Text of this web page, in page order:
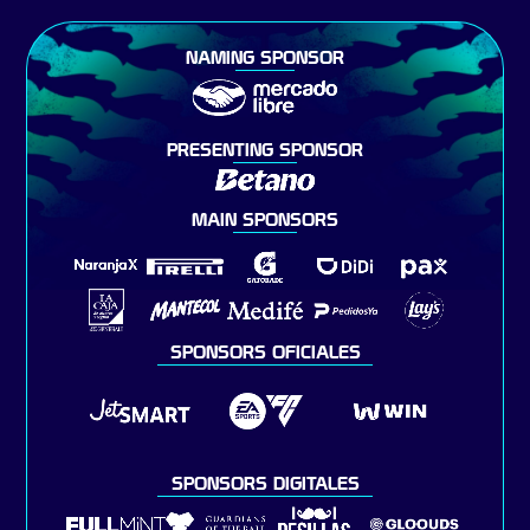
NAMING SPONSOR
PRESENTING SPONSOR
MAIN SPONSORS
SPONSORS OFICIALES
SPONSORS DIGITALES